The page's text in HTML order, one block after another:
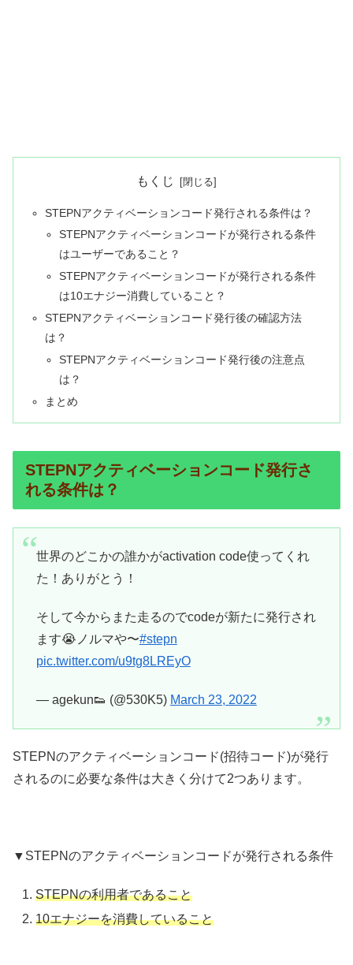
もくじ
STEPNアクティベーションコード発行される条件は？
STEPNアクティベーションコードが発行される条件
はユーザーであること？
STEPNアクティベーションコードが発行される条件
は10エナジー消費していること？
STEPNアクティベーションコード発行後の確認方法
は？
STEPNアクティベーションコード発行後の注意点
は？
まとめ
STEPNアクティベーションコード発行さ
れる条件は？
世界のどこかの誰かがactivation code使ってくれ
た！ありがとう！
そして今からまた走るのでcodeが新たに発行され
ます😭ノルマや〜#stepn
pic.twitter.com/u9tg8LREyO
— agekun👟 (@530K5) March 23, 2022
STEPNのアクティベーションコード(招待コード)が発行
されるのに必要な条件は大きく分けて2つあります。
▼STEPNのアクティベーションコードが発行される条件
STEPNの利用者であること
10エナジーを消費していること